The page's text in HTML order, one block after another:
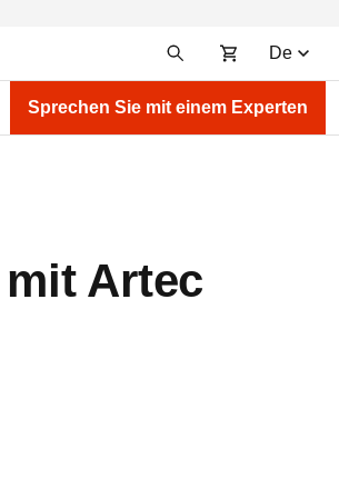
De
Sprechen Sie mit einem Experten
Artec